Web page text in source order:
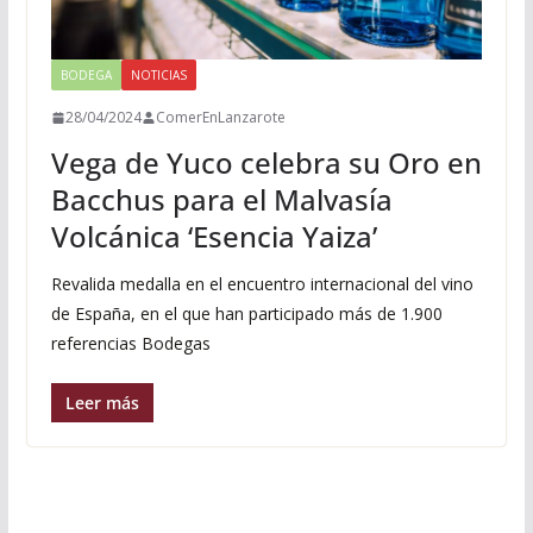
BODEGA NOTICIAS
28/04/2024 ComerEnLanzarote
Vega de Yuco celebra su Oro en
Bacchus para el Malvasía
Volcánica ‘Esencia Yaiza’
Revalida medalla en el encuentro internacional del vino
de España, en el que han participado más de 1.900
referencias Bodegas
Leer más